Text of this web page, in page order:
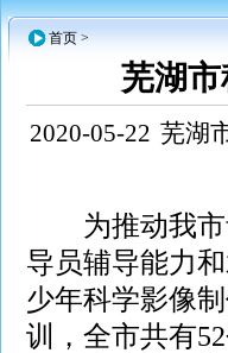
首页 >
芜湖
2020-05-22 芜湖
为推动我市
导员辅导能力
少年科学影像
训，全市共有